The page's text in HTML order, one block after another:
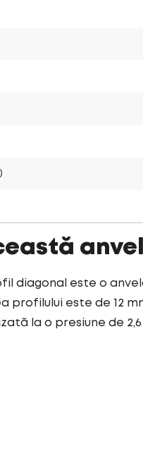
diagonal este o
profilului este de 12
la o presiune de